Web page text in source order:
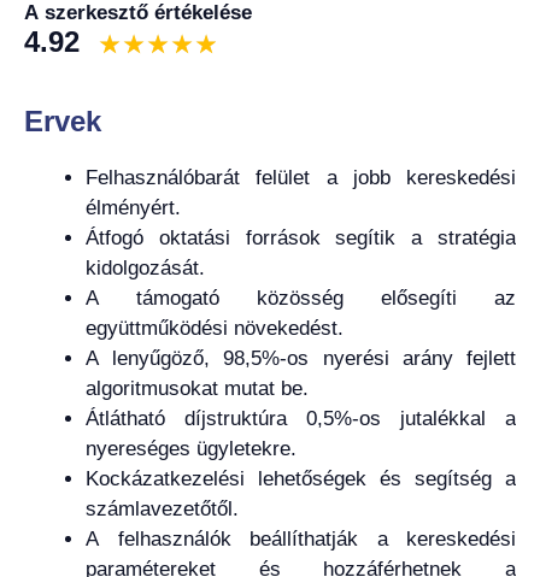
A szerkesztő értékelése
4.92
Ervek
Felhasználóbarát felület a jobb kereskedési
élményért.
Átfogó oktatási források segítik a stratégia
kidolgozását.
A támogató közösség elősegíti az
együttműködési növekedést.
A lenyűgöző, 98,5%-os nyerési arány fejlett
algoritmusokat mutat be.
Átlátható díjstruktúra 0,5%-os jutalékkal a
nyereséges ügyletekre.
Kockázatkezelési lehetőségek és segítség a
számlavezetőtől.
A felhasználók beállíthatják a kereskedési
paramétereket és hozzáférhetnek a